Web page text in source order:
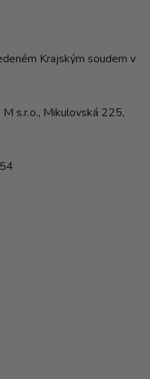
Krajským soudem v
s.r.o., Mikulovská 225,